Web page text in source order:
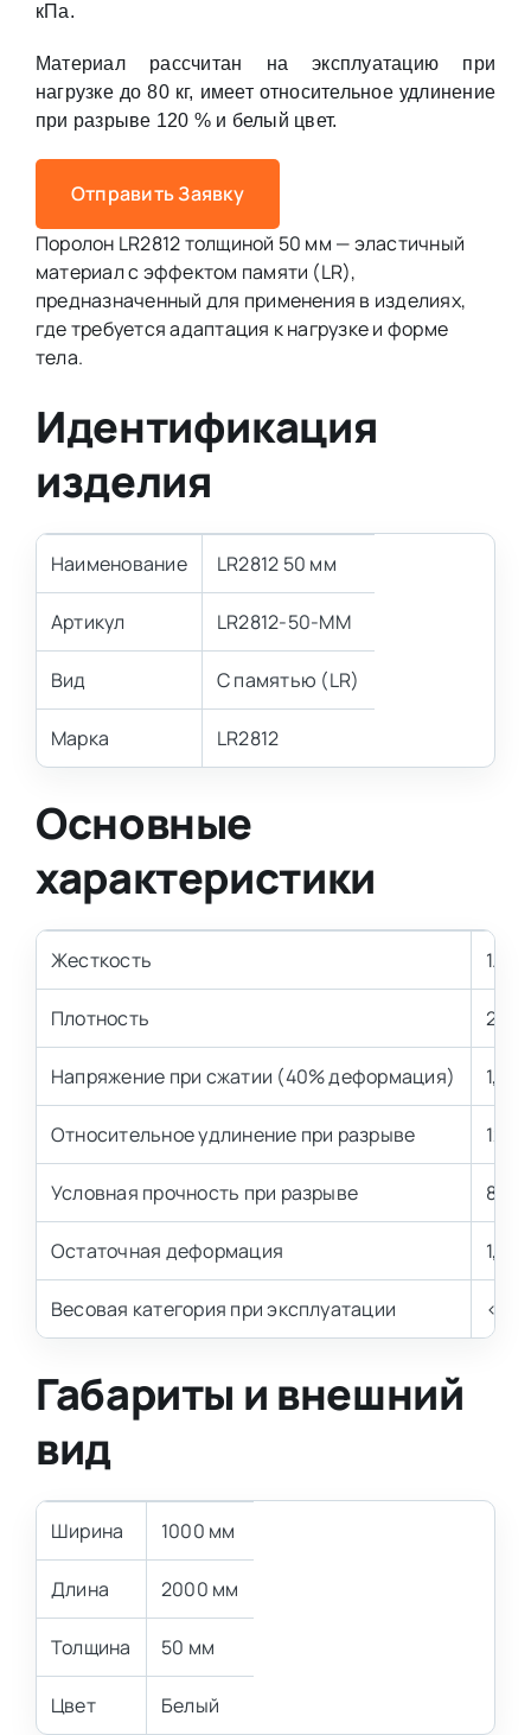
кПа.
Материал рассчитан на эксплуатацию при
нагрузке до 80 кг, имеет относительное удлинение
при разрыве 120 % и белый цвет.
Отправить Заявку
Поролон LR2812 толщиной 50 мм — эластичный
материал с эффектом памяти (LR),
предназначенный для применения в изделиях,
где требуется адаптация к нагрузке и форме
тела.
Идентификация
изделия
Наименование LR2812 50 мм
Артикул LR2812-50-MM
Вид С памятью (LR)
Марка LR2812
Основные
характеристики
Жесткость 1.2
Плотность 28
Напряжение при сжатии (40% деформация)
Относительное удлинение при разрыве 120
Условная прочность при разрыве 80
Остаточная деформация 1,5-
Весовая категория при эксплуатации < 80
Габариты и внешний
вид
Ширина 1000 мм
Длина 2000 мм
Толщина 50 мм
Цвет Белый